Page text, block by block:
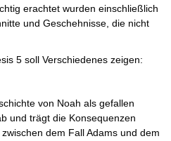
erachtet wurden einschließlich
und Geschehnisse, die nicht
5 soll Verschiedenes zeigen:
von Noah als gefallen
und trägt die Konsequenzen
dem Fall Adams und dem